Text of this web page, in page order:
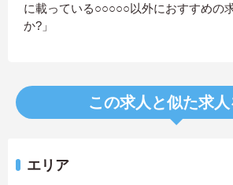
に載っている○○○○○以外におすすめの
か?」
この求人と似た求
エリア